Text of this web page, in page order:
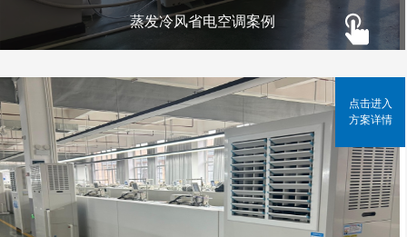
蒸发冷风省电空调案例
点击进入
方案详情